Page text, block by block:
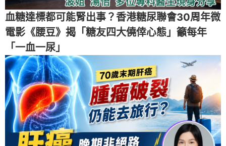
血糖達標都可能腎出事？香港糖尿聯會30周年微
電影《腰豆》揭「糖友四大僥倖心態」籲每年
「一血一尿」